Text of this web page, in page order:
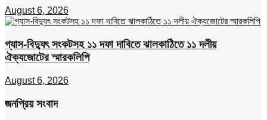
August 6, 2026
গ্যাস-বিদ্যুৎ সংকটসহ ১১ দফা দাবিতে ঝালকাঠিতে ১১ দলীয়
ঐক্যজোটের স্মারকলিপি
August 6, 2026
জনপ্রিয় সংবাদ